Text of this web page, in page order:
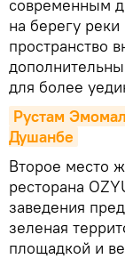
современным
на берегу
пространство
для более
Рустам
Душанбе
Второе место
ресторана
заведения
зеленая
площадкой и